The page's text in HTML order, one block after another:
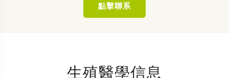
點擊聯系
生殖醫學信息